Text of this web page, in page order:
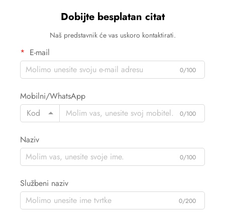
Dobijte besplatan citat
Naš predstavnik će vas uskoro kontaktirati.
E-mail
0/100
Mobilni/WhatsApp
Kod
0/100
Naziv
0/100
Službeni naziv
0/200